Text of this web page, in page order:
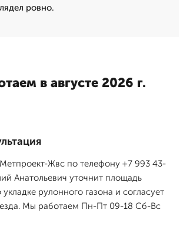
ровно.
в августе 2026 г.
Метпроект-Жвс по телефону +7 993 43-
Анатольевич уточнит площадь
укладке рулонного газона и согласует
Мы работаем Пн-Пт 09-18 Сб-Вс